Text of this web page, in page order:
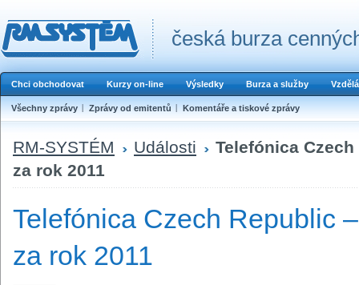
česká burza
Chci obchodovat Kurzy on-line Výsledky Burza a služby
Všechny zprávy Zprávy od emitentů Komentáře a tiskové zprávy
RM-SYSTÉM Události
Telefónica
za rok 2011
Telefónica Czech Republic
za rok 2011